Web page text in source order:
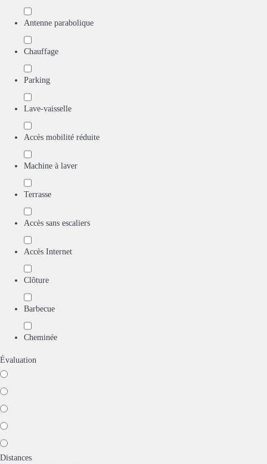
Antenne parabolique
Chauffage
Parking
Lave-vaisselle
Accès mobilité réduite
Machine à laver
Terrasse
Accès sans escaliers
Accès Internet
Clôture
Barbecue
Cheminée
Évaluation
Distances